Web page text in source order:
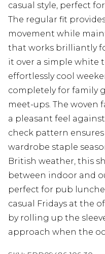
casual style, perfect
The regular fit
movement while
that works brilliantly
it over a simple white
effortlessly cool
completely for family
meet-ups. The woven
a pleasant feel
check pattern
wardrobe staple
British weather, this
between indoor and
perfect for pub
casual Fridays at the
by rolling up the
approach when the